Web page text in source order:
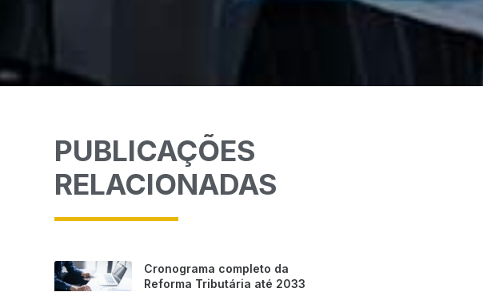
PUBLICAÇÕES
RELACIONADAS
Cronograma completo da
Reforma Tributária até 2033